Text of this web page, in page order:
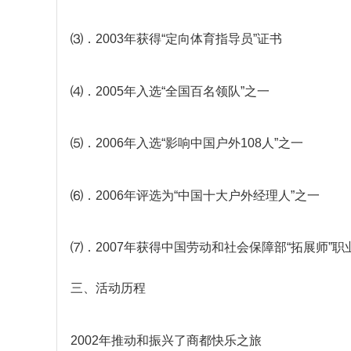
⑶．2003年获得“定向体育指导员”证书
⑷．2005年入选“全国百名领队”之一
⑸．2006年入选“影响中国户外108人”之一
⑹．2006年评选为“中国十大户外经理人”之一
⑺．2007年获得中国劳动和社会保障部“拓展师”职
三、活动历程
2002年推动和振兴了商都快乐之旅